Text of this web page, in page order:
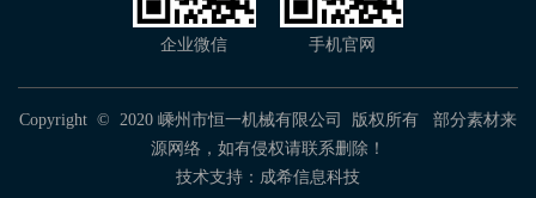
企业微信 手机官网
Copyright © 2020 嵊州市恒一机械有限公司 版权所有 部分素材来
源网络，如有侵权请联系删除！
技术支持： 成希信息科技